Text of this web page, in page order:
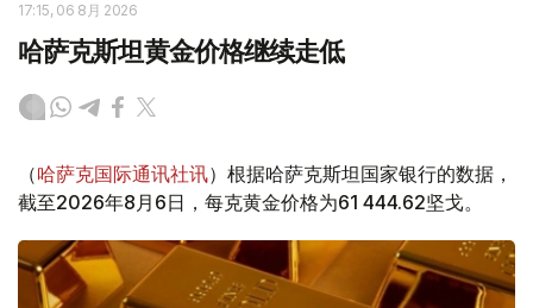
17:15, 06 8月 2026
哈萨克斯坦黄金价格继续走低
（哈萨克国际通讯社讯）根据哈萨克斯坦国家银行的数据，
截至2026年8月6日，每克黄金价格为61 444.62坚戈。